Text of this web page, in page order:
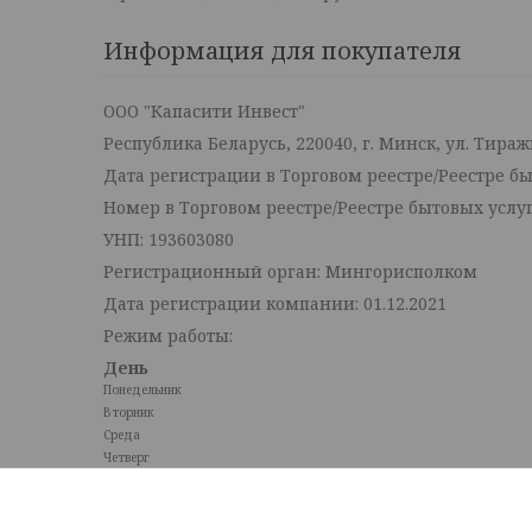
Информация для покупателя
ООО "Капасити Инвест"
Республика Беларусь, 220040, г. Минск, ул.
Дата регистрации в Торговом реестре/Реестре
Номер в Торговом реестре/Реестре бытовых
УНП: 193603080
Регистрационный орган: Мингорисполком
Дата регистрации компании: 01.12.2021
Режим работы:
День
Понедельник
Вторник
Среда
Четверг